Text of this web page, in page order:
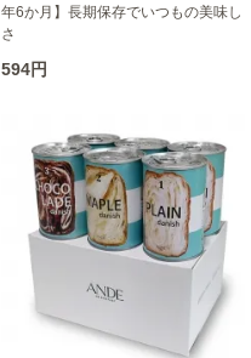
年6か月】長期保存でいつもの美味し
さ
594円